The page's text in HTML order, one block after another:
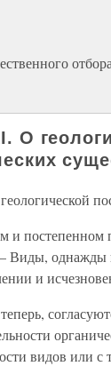
О
и постепенном
Виды, однажды
и
видов или с